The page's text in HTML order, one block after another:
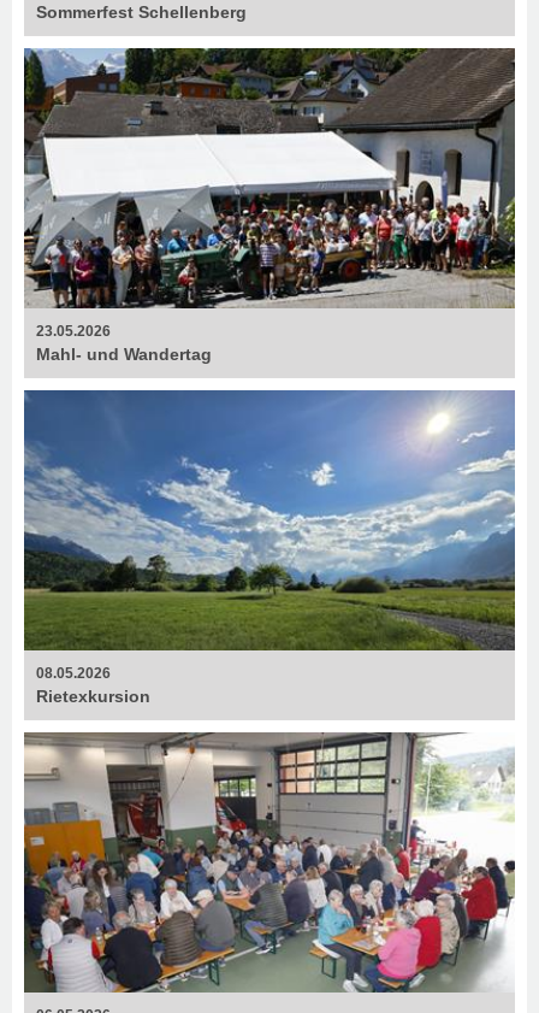
Sommerfest Schellenberg
23.05.2026
Mahl- und Wandertag
08.05.2026
Rietexkursion